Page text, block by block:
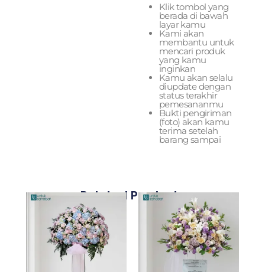
Klik tombol yang
berada di bawah
layar kamu
Kami akan
membantu untuk
mencari produk
yang kamu
inginkan
Kamu akan selalu
diupdate dengan
status terakhir
pemesananmu
Bukti pengiriman
(foto) akan kamu
terima setelah
barang sampai
Related Products